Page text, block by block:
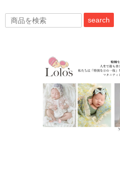
search